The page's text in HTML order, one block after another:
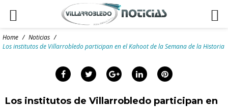
Skip
to
content
Home / Noticias /
Los institutos de Villarrobledo participan en el Kahoot de la Semana de la Historia
FacebookTwitterGoogle+LinkedInPinterest
Los institutos de Villarrobledo participan en